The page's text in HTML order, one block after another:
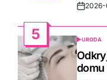
Post2026-
5
POSTED
IN
URODA
domu